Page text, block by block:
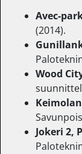
Avec-
(2014).
Wood
Jokeri 2,